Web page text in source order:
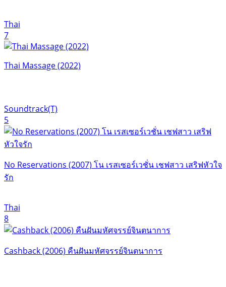
Thai
7
Thai Massage (2022)
Soundtrack(T)
5
No Reservations (2007) โน เรสเซอร์เวชั่น เชฟสาว เสริฟหัวใจ
รัก
Thai
8
Cashback (2006) คืนฝันมหัศจรรย์จินตนาการ